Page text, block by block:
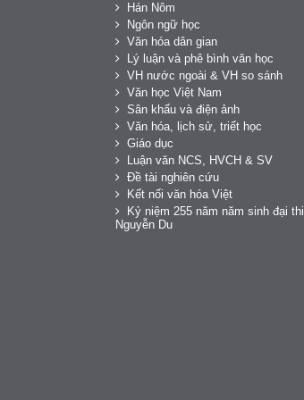
Hán Nôm
Ngôn ngữ học
Văn hóa dân gian
Lý luận và phê bình văn học
VH nước ngoài & VH so sánh
Văn học Việt Nam
Sân khấu và điện ảnh
Văn hóa, lịch sử, triết học
Giáo dục
Luận văn NCS, HVCH & SV
Đề tài nghiên cứu
Kết nối văn hóa Việt
Kỷ niệm 255 năm năm sinh đại
Nguyễn Du